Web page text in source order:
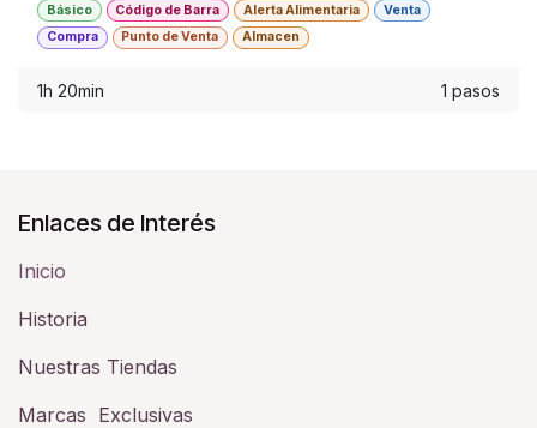
Básico Código de Barra Alerta Alimentaria
Venta
Compra
Punto de Venta Almacen
1h 20min 1 pasos
Enlaces de Interés
Inicio
Historia​
Nuestras Tiendas
Marcas Exclusivas